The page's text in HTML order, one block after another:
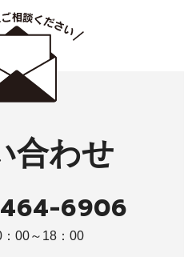
合わせ
6906
00～18：00